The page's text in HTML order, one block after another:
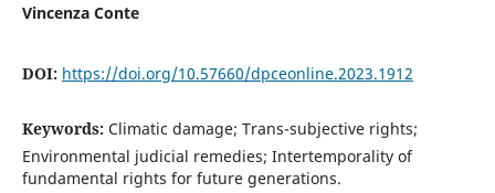
Vincenza Conte
DOI: https://doi.org/10.57660/dpceonline.2023.1912
Keywords: Climatic damage; Trans-subjective rights;
Environmental judicial remedies; Intertemporality of
fundamental rights for future generations.